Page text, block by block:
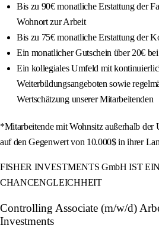
Bis zu 90€ monatliche Erstattung der
Wohnort zur Arbeit
Bis zu 75€ monatliche Erstattung der
Ein monatlicher Gutschein über 20€
Ein kollegiales Umfeld mit
Weiterbildungsangeboten sowie
Wertschätzung unserer Mitarbeitenden
*Mitarbeitende mit Wohnsitz außerhalb der
auf den Gegenwert von 10.000$ in ihrer
FISHER INVESTMENTS GmbH IST
CHANCENGLEICHHEIT
Controlling Associate (m/w/d)
Investments